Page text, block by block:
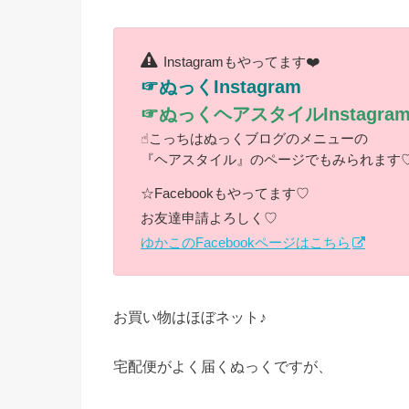
Instagramもやってます❤️
☞ぬっくInstagram
☞ぬっくヘアスタイルInstagram
☝︎こっちはぬっくブログのメニューの
『ヘアスタイル』のページでもみられます
☆Facebookもやってます♡
お友達申請よろしく♡
ゆかこのFacebookページはこちら
お買い物はほぼネット♪
宅配便がよく届くぬっくですが、